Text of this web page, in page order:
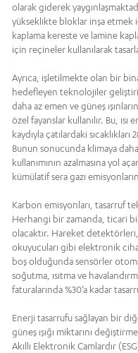
olarak giderek
yükseklikte bloklar inşa etmek
kaplama kereste ve lamine
için reçineler kullanılarak
Ayrıca, işletilmekte olan bir
hedefleyen teknolojiler
daha az emen ve güneş
özel fayanslar kullanılır. Bu, ısı
kaydıyla çatılardaki
Bunun sonucunda klimaya
kullanımının azalmasına yol
kümülatif sera gazı
Karbon emisyonları, tasarruf
Herhangi bir zamanda, ticari
olacaktır. Hareket detektörleri,
okuyucuları gibi elektronik
boş olduğunda sensörler
soğutma, ısıtma ve
faturalarında %30’a kadar
Enerji tasarrufu sağlayan bir
güneş ışığı miktarını
Akıllı Elektronik Camlardır